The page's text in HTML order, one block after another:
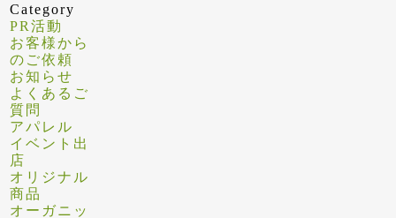
Category
PR活動
お客様から
のご依頼
お知らせ
よくあるご
質問
アパレル
イベント出
店
オリジナル
商品
オーガニッ